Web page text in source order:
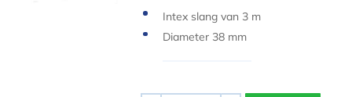
Intex slang van 3 m
Diameter 38 mm